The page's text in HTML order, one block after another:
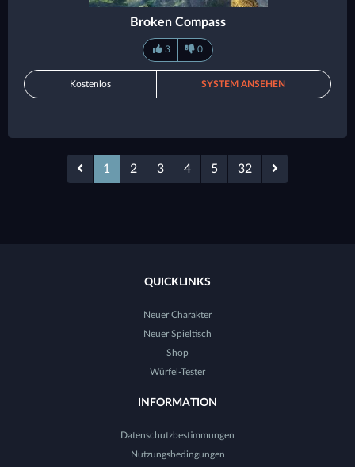
Broken Compass
3 0
Kostenlos SYSTEM ANSEHEN
1 2 3 4 5 32
QUICKLINKS
Neuer Charakter
Neuer Spieltisch
Shop
Würfel-Tester
INFORMATION
Datenschutzbestimmungen
Nutzungsbedingungen